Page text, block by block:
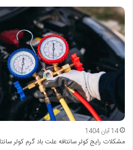
14 آبان 1404
مشکلات رایج کولر سانتافه علت باد گرم کولر